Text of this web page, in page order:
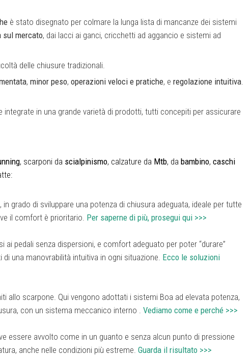
è stato disegnato per colmare la lunga lista di mancanze dei sistemi
sul mercato, dai lacci ai ganci, cricchetti ad aggancio e sistemi ad
delle chiusure tradizionali.
, minor peso, operazioni veloci e pratiche, e regolazione intuitiva.
integrate in una grande varietà di prodotti, tutti concepiti per assicurare
, scarponi da scialpinismo, calzature da Mtb, da bambino, caschi
grado di sviluppare una potenza di chiusura adeguata, ideale per tutte
il comfort è prioritario. Per saperne di più, prosegui qui >>>
pedali senza dispersioni, e comfort adeguato per poter “durare”
una manovrabilità intuitiva in ogni situazione. Ecco le soluzioni
allo scarpone. Qui vengono adottati i sistemi Boa ad elevata potenza,
con un sistema meccanico interno . Vediamo come e perché >>>
essere avvolto come in un guanto e senza alcun punto di pressione
anche nelle condizioni più estreme. Guarda il risultato >>>